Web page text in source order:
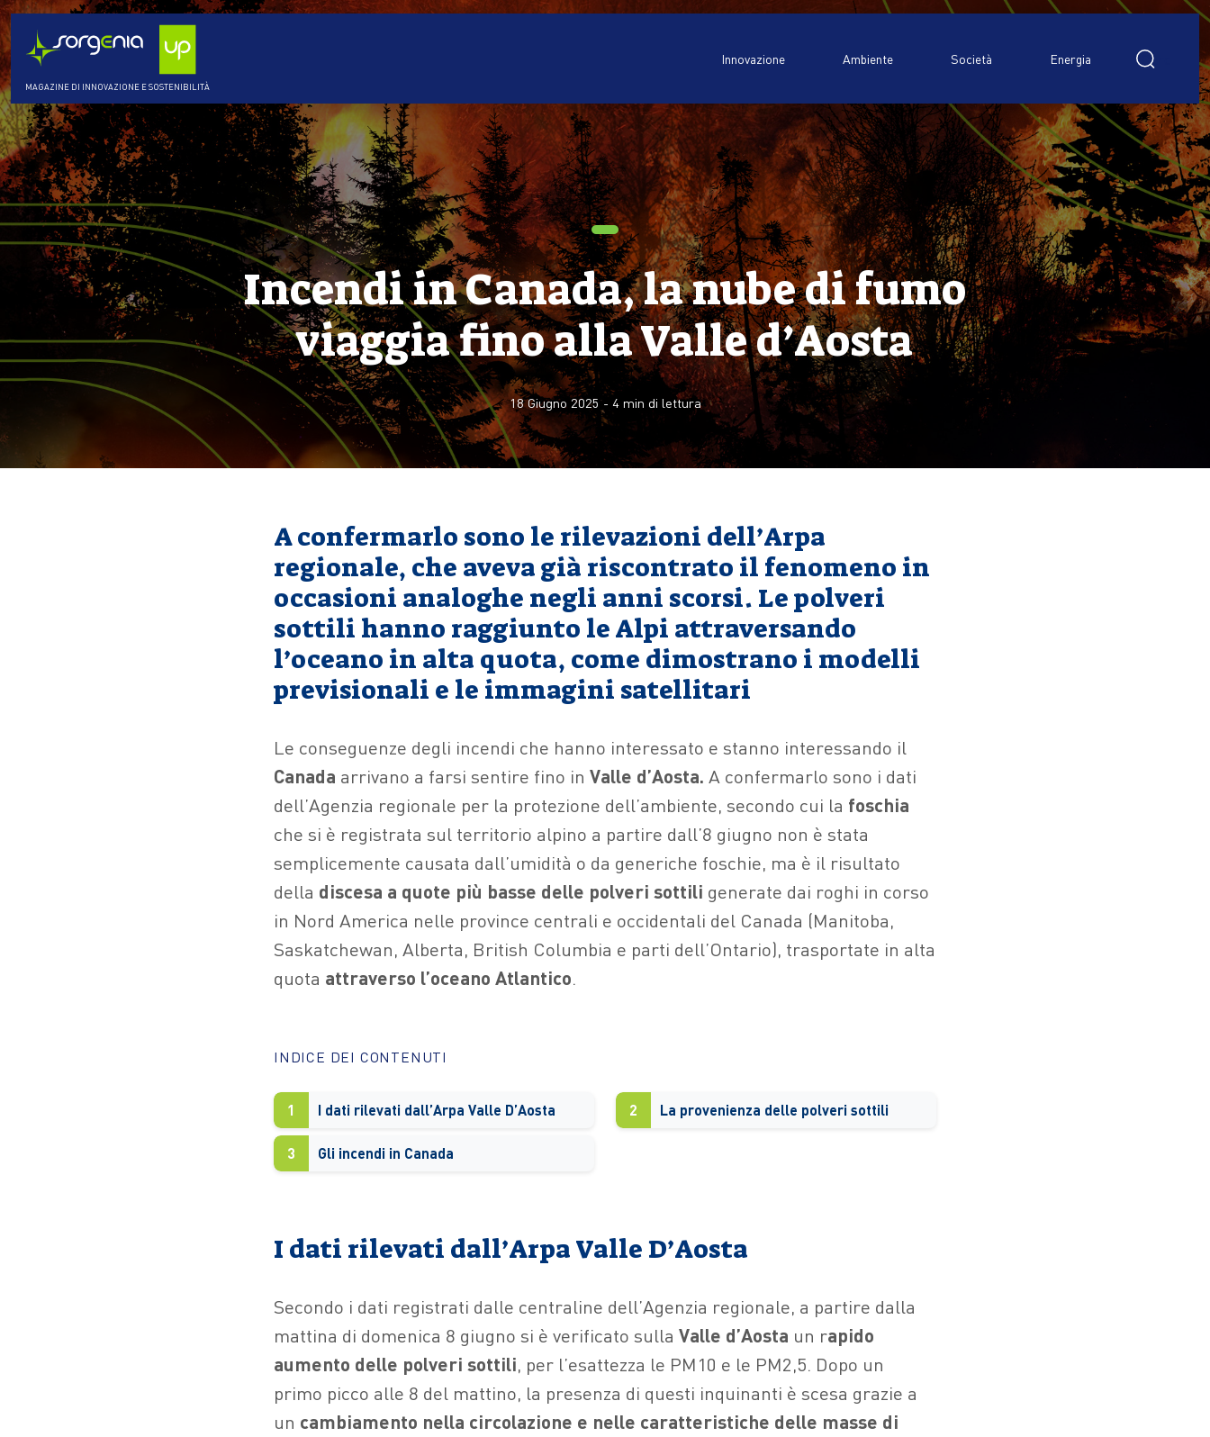
MAGAZINE DI INNOVAZIONE E SOSTENIBILITÀ
per:
Innovazione Ambiente Società Energia
Incendi in Canada, la nube di fumo
viaggia fino alla Valle d’Aosta
18 Giugno 2025- 4min di lettura
A confermarlo sono le rilevazioni dell’Arpa
regionale, che aveva già riscontrato il fenomeno in
occasioni analoghe negli anni scorsi. Le polveri
sottili hanno raggiunto le Alpi attraversando
l’oceano in alta quota, come dimostrano i modelli
previsionali e le immagini satellitari
Le conseguenze degli incendi che hanno interessato e stanno interessando il
Canada arrivano a farsi sentire fino in Valle d’Aosta. A confermarlo sono i dati
dell’Agenzia regionale per la protezione dell’ambiente, secondo cui la foschia
che si è registrata sul territorio alpino a partire dall’8 giugno non è stata
semplicemente causata dall’umidità o da generiche foschie, ma è il risultato
della discesa a quote più basse delle polveri sottili generate dai roghi in corso
in Nord America nelle province centrali e occidentali del Canada (Manitoba,
Saskatchewan, Alberta, British Columbia e parti dell’Ontario), trasportate in alta
quota attraverso l’oceano Atlantico.
INDICE DEI CONTENUTI
1 I dati rilevati dall’Arpa Valle D’Aosta 2 La provenienza delle polveri sottili
3 Gli incendi in Canada
I dati rilevati dall’Arpa Valle D’Aosta
Secondo i dati registrati dalle centraline dell’Agenzia regionale, a partire dalla
mattina di domenica 8 giugno si è verificato sulla Valle d’Aosta un rapido
aumento delle polveri sottili, per l’esattezza le PM10 e le PM2,5. Dopo un
primo picco alle 8 del mattino, la presenza di questi inquinanti è scesa grazie a
un cambiamento nella circolazione e nelle caratteristiche delle masse di